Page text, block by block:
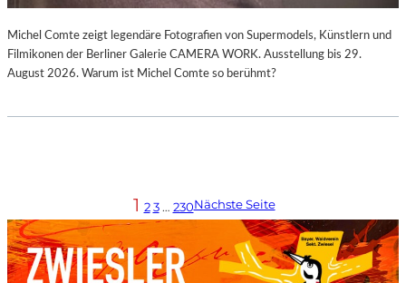
Michel Comte zeigt legendäre Fotografien von Supermodels, Künstlern und
Filmikonen der Berliner Galerie CAMERA WORK. Ausstellung bis 29.
August 2026. Warum ist Michel Comte so berühmt?
1 2 3 … 230Nächste Seite